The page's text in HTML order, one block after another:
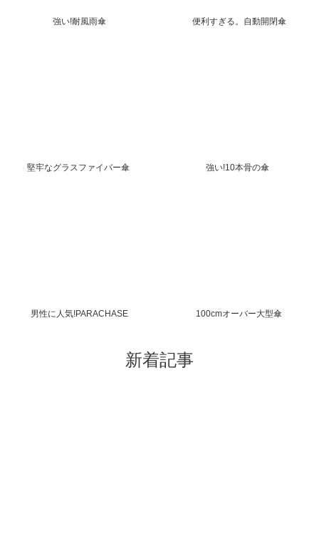
強い!耐風雨傘 便利すぎる。自動開閉傘
堅牢なグラスファイバー傘 強い!10本骨の傘
男性に人気!PARACHASE 100cmオーバー大型傘
新着記事